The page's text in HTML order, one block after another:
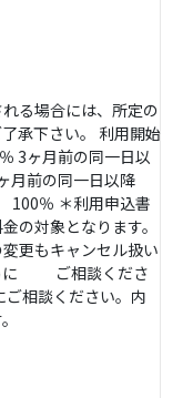
る場合には、所定の
承下さい。 利用開始
3ヶ月前の同一日以
月前の同一日以降
100％ ＊利用申込書
の対象となります。
更もキャンセル扱い
めに ご相談くださ
相談ください。内